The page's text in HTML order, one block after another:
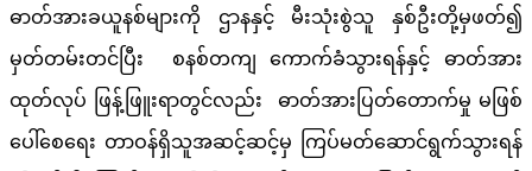
ဓာတ်အားခယူနစ်များကို ဌာနနှင့် မီးသုံးစွဲသူ နှစ်ဦးတို့မှဖတ်၍
မှတ်တမ်းတင်ပြီး စနစ်တကျ ကောက်ခံသွားရန်နှင့် ဓာတ်အား
ထုတ်လုပ် ဖြန့်ဖြူးရာတွင်လည်း ဓာတ်အားပြတ်တောက်မှု မဖြစ်
ပေါ်စေရေး တာဝန်ရှိသူအဆင့်ဆင့်မှ ကြပ်မတ်ဆောင်ရွက်သွားရန်